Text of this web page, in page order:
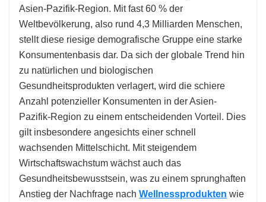
Asien-Pazifik-Region. Mit fast 60 % der
Weltbevölkerung, also rund 4,3 Milliarden Menschen,
stellt diese riesige demografische Gruppe eine starke
Konsumentenbasis dar. Da sich der globale Trend hin
zu natürlichen und biologischen
Gesundheitsprodukten verlagert, wird die schiere
Anzahl potenzieller Konsumenten in der Asien-
Pazifik-Region zu einem entscheidenden Vorteil. Dies
gilt insbesondere angesichts einer schnell
wachsenden Mittelschicht. Mit steigendem
Wirtschaftswachstum wächst auch das
Gesundheitsbewusstsein, was zu einem sprunghaften
Anstieg der Nachfrage nach Wellnessprodukten wie